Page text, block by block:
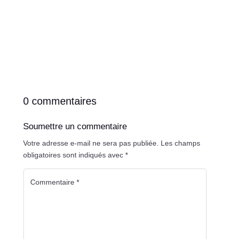
0 commentaires
Soumettre un commentaire
Votre adresse e-mail ne sera pas publiée. Les champs
obligatoires sont indiqués avec *